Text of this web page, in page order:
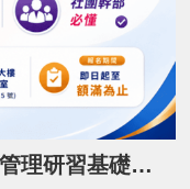
115年度全國性社會團體經營管理研習基礎班開課了！